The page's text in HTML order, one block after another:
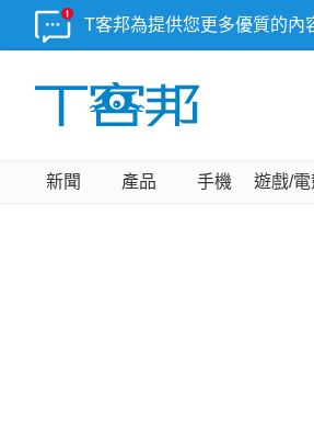
T客邦為提供您更多優質的內
新聞 產品 手機 遊戲/電